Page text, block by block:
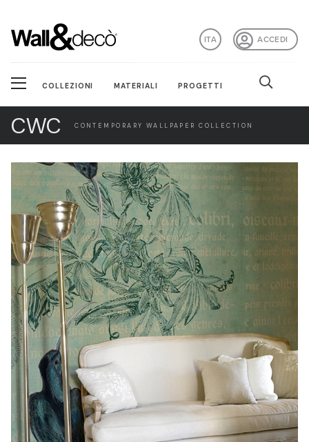
ACCEDI
ITA
COLLEZIONI MATERIALI PROGETTI
CWC CONTEMPORARY WALLPAPER COLLECTION